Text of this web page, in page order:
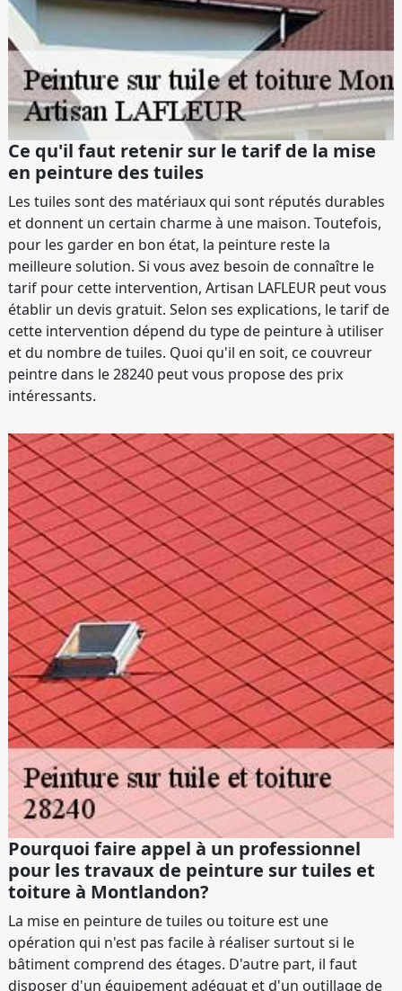
Ce qu'il faut retenir sur le tarif de la mise
en peinture des tuiles
Les tuiles sont des matériaux qui sont réputés durables
et donnent un certain charme à une maison. Toutefois,
pour les garder en bon état, la peinture reste la
meilleure solution. Si vous avez besoin de connaître le
tarif pour cette intervention, Artisan LAFLEUR peut vous
établir un devis gratuit. Selon ses explications, le tarif de
cette intervention dépend du type de peinture à utiliser
et du nombre de tuiles. Quoi qu'il en soit, ce couvreur
peintre dans le 28240 peut vous propose des prix
intéressants.
Pourquoi faire appel à un professionnel
pour les travaux de peinture sur tuiles et
toiture à Montlandon?
La mise en peinture de tuiles ou toiture est une
opération qui n'est pas facile à réaliser surtout si le
bâtiment comprend des étages. D'autre part, il faut
disposer d'un équipement adéquat et d'un outillage de